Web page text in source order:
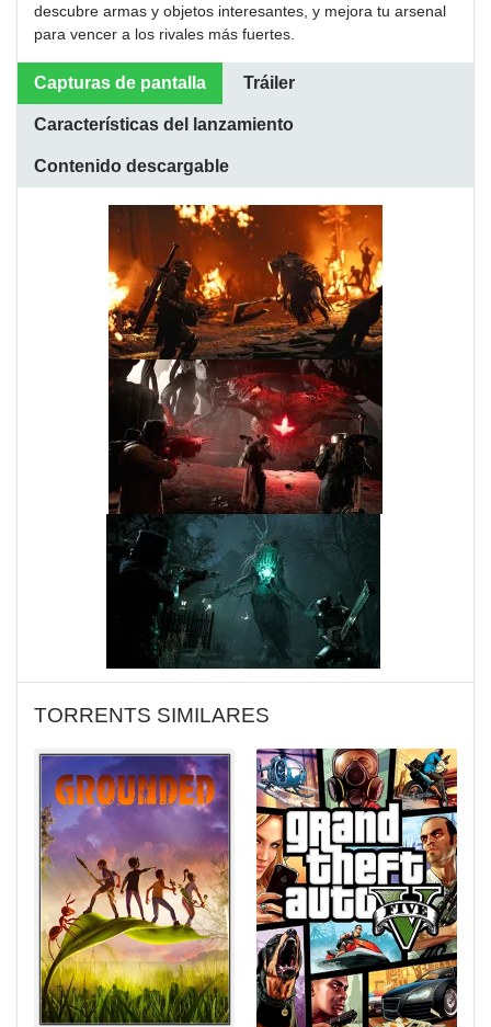
descubre armas y objetos interesantes, y mejora tu arsenal
para vencer a los rivales más fuertes.
Capturas de pantalla Tráiler
Características del lanzamiento
Contenido descargable
TORRENTS SIMILARES